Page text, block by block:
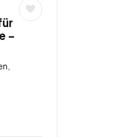
–